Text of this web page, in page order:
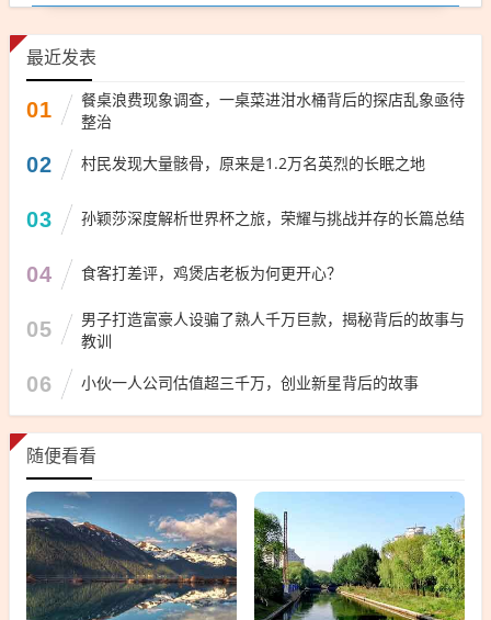
最近发表
01
餐桌浪费现象调查，一桌菜进泔水桶背后的探店乱象亟待
整治
02 村民发现大量骸骨，原来是1.2万名英烈的长眠之地
03 孙颖莎深度解析世界杯之旅，荣耀与挑战并存的长篇总结
04 食客打差评，鸡煲店老板为何更开心？
05
男子打造富豪人设骗了熟人千万巨款，揭秘背后的故事与
教训
06 小伙一人公司估值超三千万，创业新星背后的故事
随便看看